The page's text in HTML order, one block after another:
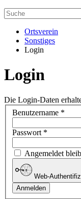
Ortsverein
Sonstiges
Login
Login
Die Login-Daten
Benutzername *
Passwort*
Angemeldet
Web-
Anmelden